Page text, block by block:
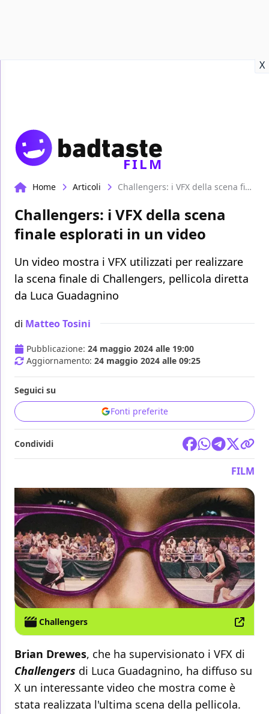
X
FILM
Home Articoli Challengers: i VFX della scena finale esplorati in un video
Challengers: i VFX della scena
finale esplorati in un video
Un video mostra i VFX utilizzati per realizzare
la scena finale di Challengers, pellicola diretta
da Luca Guadagnino
di Matteo Tosini
Pubblicazione: 24 maggio 2024 alle 19:00
Aggiornamento: 24 maggio 2024 alle 09:25
Seguici su
Fonti preferite
Condividi
FILM
Challengers
Brian Drewes, che ha supervisionato i VFX di
Challengers di Luca Guadagnino, ha diffuso su
X un interessante video che mostra come è
stata realizzata l'ultima scena della pellicola.